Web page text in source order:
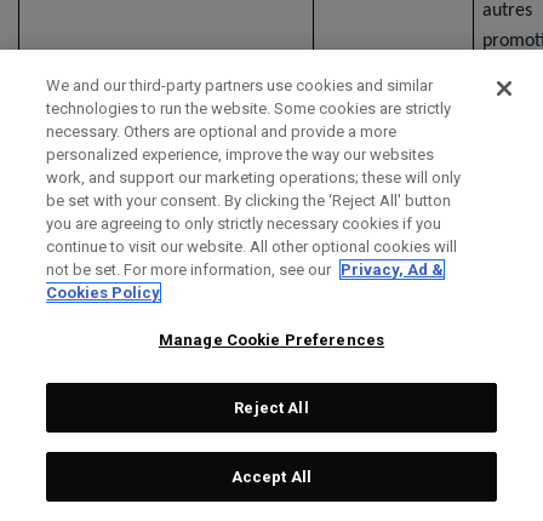
autres
Recherche et analytique
Nous utilisons les
informations
personnelles que
vous fournissez
pour effectuer
des recherches et
des analyses et
l'efficacité de nos
ligne et hors ligne
Nous
We and our third-party partners use cookies and similar
technologies to run the website. Some cookies are strictly
necessary. Others are optional and provide a more
personalized experience, improve the way our websites
work, and support our marketing operations; these will only
be set with your consent. By clicking the ‘Reject All' button
you are agreeing to only strictly necessary cookies if you
continue to visit our website. All other optional cookies will
not be set. For more information, see our Privacy, Ad &
Cookies Policy
Manage Cookie Preferences
Reject All
Accept All